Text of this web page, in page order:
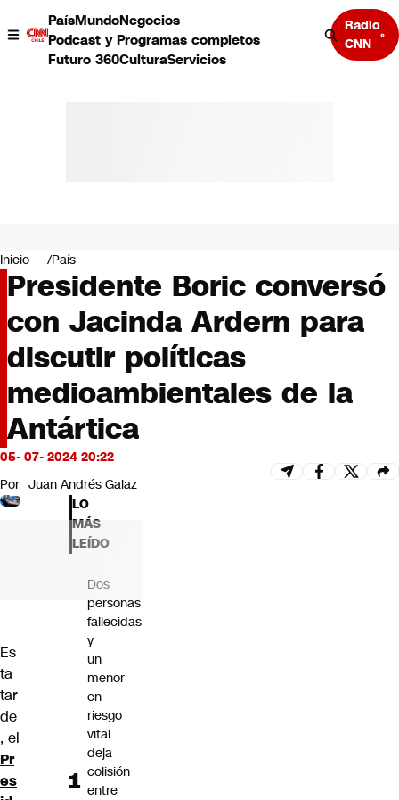
PaísMundoNegocios
Podcast y Programas completos
Futuro 360CulturaServicios
Radio
CNN
Negocios
Deportes
Programas completos
Cultura
Servicios
Bits
CNN tiempo
Futuro 360
Opinión
Inicio País
Presidente Boric conversó
con Jacinda Ardern para
discutir políticas
medioambientales de la
Antártica
05- 07- 2024 20:22
Por Juan Andrés Galaz
Es
ta
tar
de
, el
Pr
es
LO
MÁS
LEÍDO
Dos
personas
fallecidas
y
un
menor
en
riesgo
vital
deja
colisión
entre